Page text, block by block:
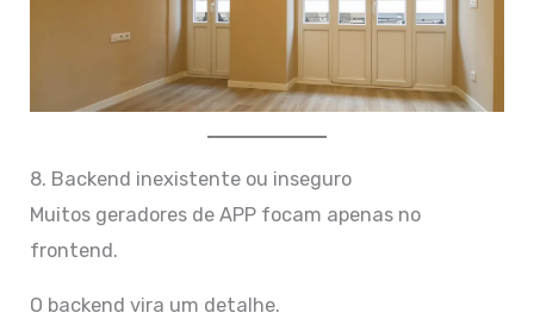
8. Backend inexistente ou inseguro
Muitos geradores de APP focam apenas no
frontend.
O backend vira um detalhe.